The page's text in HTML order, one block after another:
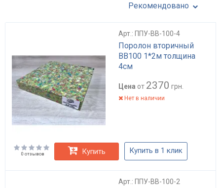
Рекомендовано
Арт.: ППУ-BB-100-4
Поролон вторичный
BB100 1*2м толщина
4см
Цена от 2370 грн.
Нет в наличии
0 отзывов Купить Купить в 1 клик
Арт.: ППУ-BB-100-2